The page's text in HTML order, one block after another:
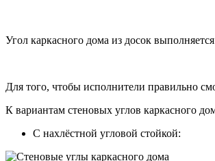
Угол каркасного дома из досок
Для того, чтобы исполнители правильно
К вариантам стеновых углов каркасного
С нахлёстной угловой стойкой: